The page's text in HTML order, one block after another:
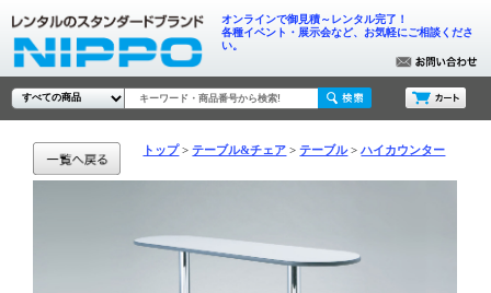
オンラインで御見積～レンタル完了！
各種イベント・展示会など、お気軽にご相談くださ
い。
トップ テーブル&チェア テーブル ハイカウンター